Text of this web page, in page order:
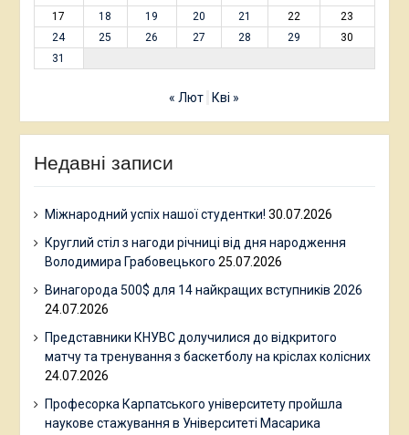
17
18 19 20 21 22
23
24
25 26 27 28 29
30
31
« Лют Кві »
Недавні записи
Міжнародний успіх нашої студентки! 30.07.2026
Круглий стіл з нагоди річниці від дня народження
Володимира Грабовецького 25.07.2026
Винагорода 500$ для 14 найкращих вступників 2026
24.07.2026
Представники КНУВС долучилися до відкритого
матчу та тренування з баскетболу на кріслах колісних
24.07.2026
Професорка Карпатського університету пройшла
наукове стажування в Університеті Масарика